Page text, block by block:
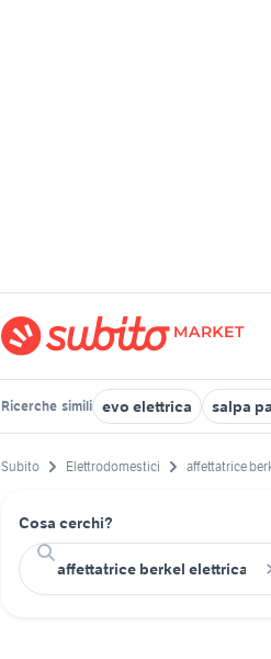
Ricerche simili evo elettrica salpa
Subito Elettrodomestici affettatrice
Cosa cerchi?